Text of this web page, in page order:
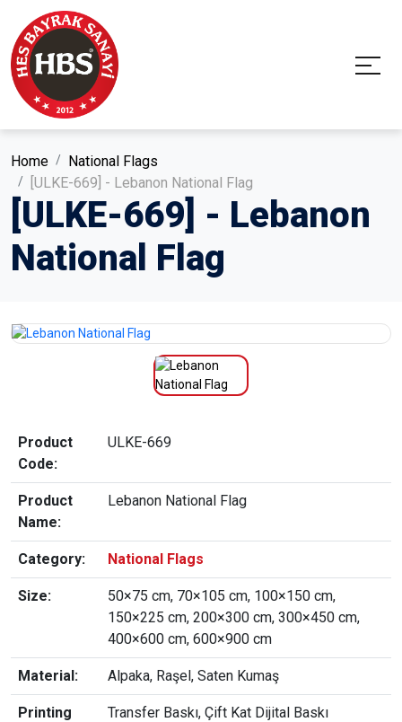
Home
National Flags
[ULKE-669] - Lebanon National Flag
[ULKE-669] - Lebanon
National Flag
Product
Code:
ULKE-669
Product
Name:
Lebanon National Flag
Category: National Flags
Size:
50×75 cm, 70×105 cm, 100×150 cm,
150×225 cm, 200×300 cm, 300×450 cm,
400×600 cm, 600×900 cm
Material: Alpaka, Raşel, Saten Kumaş
Printing
Transfer Baskı, Çift Kat Dijital Baskı